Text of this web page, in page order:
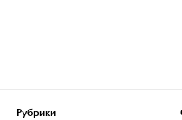
Рубрики